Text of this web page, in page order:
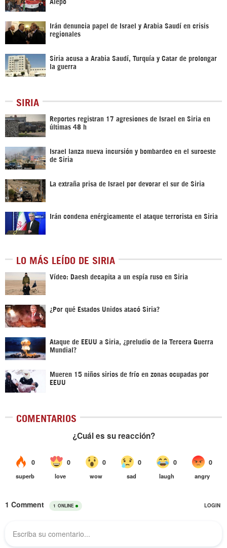
Alepo
Irán denuncia papel de Israel y Arabia Saudí en crisis
regionales
Siria acusa a Arabia Saudí, Turquía y Catar de prolongar
la guerra
SIRIA
Reportes registran 17 agresiones de Israel en Siria en
últimas 48 h
Israel lanza nueva incursión y bombardeo en el suroeste
de Siria
La extraña prisa de Israel por devorar el sur de Siria
Irán condena enérgicamente el ataque terrorista en Siria
LO MÁS LEÍDO DE SIRIA
Vídeo: Daesh decapita a un espía ruso en Siria
¿Por qué Estados Unidos atacó Siria?
Ataque de EEUU a Siria, ¿preludio de la Tercera Guerra
Mundial?
Mueren 15 niños sirios de frío en zonas ocupadas por
EEUU
COMENTARIOS